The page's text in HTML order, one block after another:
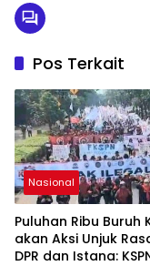
Pos Terkait
Nasional
Puluhan Ribu Buruh
akan Aksi Unjuk
DPR dan Istana: